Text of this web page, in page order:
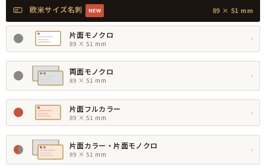
欧米サイズ名刺 NEW 89 × 51 mm
片面モノクロ
89 × 51 mm
›
両面モノクロ
89 × 51 mm
›
片面フルカラー
89 × 51 mm
›
片面カラー・片面モノクロ
89 × 51 mm
›